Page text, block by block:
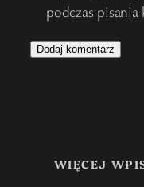
podczas
WIĘCEJ